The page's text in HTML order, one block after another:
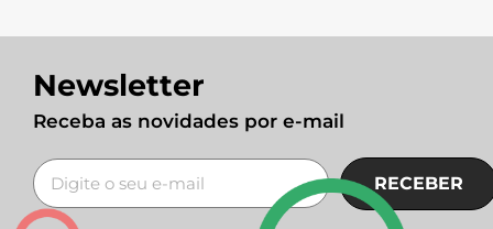
Newsletter
Receba as novidades por e-mail
RECEBER